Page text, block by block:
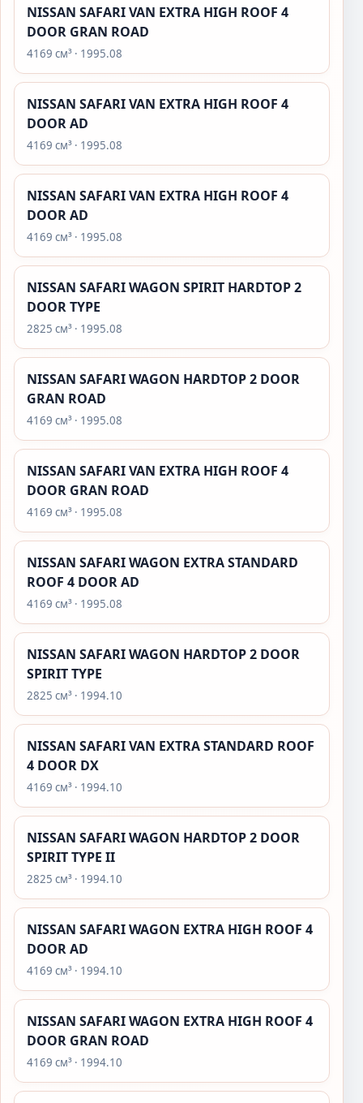
NISSAN SAFARI VAN EXTRA HIGH ROOF 4
DOOR GRAN ROAD
4169 см³ · 1995.08
NISSAN SAFARI VAN EXTRA HIGH ROOF 4
DOOR AD
4169 см³ · 1995.08
NISSAN SAFARI VAN EXTRA HIGH ROOF 4
DOOR AD
4169 см³ · 1995.08
NISSAN SAFARI WAGON SPIRIT HARDTOP 2
DOOR TYPE
2825 см³ · 1995.08
NISSAN SAFARI WAGON HARDTOP 2 DOOR
GRAN ROAD
4169 см³ · 1995.08
NISSAN SAFARI VAN EXTRA HIGH ROOF 4
DOOR GRAN ROAD
4169 см³ · 1995.08
NISSAN SAFARI WAGON EXTRA STANDARD
ROOF 4 DOOR AD
4169 см³ · 1995.08
NISSAN SAFARI WAGON HARDTOP 2 DOOR
SPIRIT TYPE
2825 см³ · 1994.10
NISSAN SAFARI VAN EXTRA STANDARD ROOF
4 DOOR DX
4169 см³ · 1994.10
NISSAN SAFARI WAGON HARDTOP 2 DOOR
SPIRIT TYPE II
2825 см³ · 1994.10
NISSAN SAFARI WAGON EXTRA HIGH ROOF 4
DOOR AD
4169 см³ · 1994.10
NISSAN SAFARI WAGON EXTRA HIGH ROOF 4
DOOR GRAN ROAD
4169 см³ · 1994.10